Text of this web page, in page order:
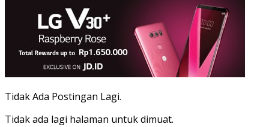
Tidak Ada Postingan Lagi.
Tidak ada lagi halaman untuk dimuat.